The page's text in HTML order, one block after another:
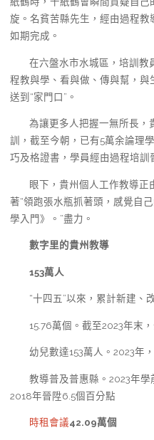
旋。名貧苦縣先生，經由過程
如期完成。
在六盤水市水城區，培訓教
程教與學、看與做、傳與幫，
送到“家門口”。
為讓更多人把握一無所長，
訓，截至今朝，已有5萬余論理
巧及格證書，學員經由過程培訓
眼下，貴州個人工作教導正
著“領跑張水瓶抓著頭，感覺自
學入門》。”盡力。
數字里的貴州教導
153萬人
“十四五”以來，累計新建、
15.76萬個。截至2023年末
幼兒數達153萬人。2023年
教導普及普惠縣。2023年學
2018年晉陞6.5個百分點
時租會議42.09萬個